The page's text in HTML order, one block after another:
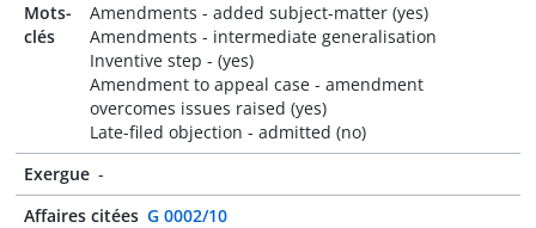
Mots-
clés
Amendments - added subject-matter (yes)
Amendments - intermediate generalisation
Inventive step - (yes)
Amendment to appeal case - amendment
overcomes issues raised (yes)
Late-filed objection - admitted (no)
Exergue -
Affaires citées G 0002/10